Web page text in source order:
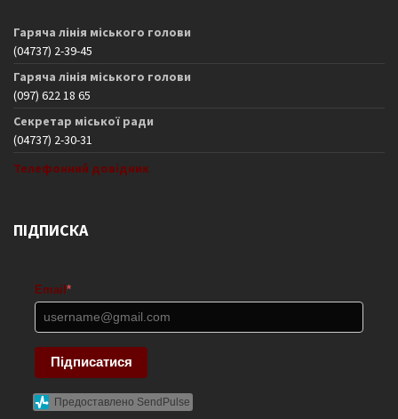
Гаряча лінія міського голови
(04737) 2-39-45
Гаряча лінія міського голови
(097) 622 18 65
Секретар міської ради
(04737) 2-30-31
Телефонний довідник
ПІДПИСКА
Email *
Підписатися
Предоставлено SendPulse